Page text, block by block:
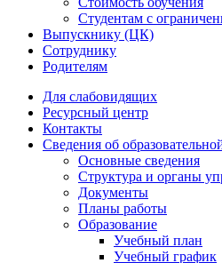
Студентам с
Выпускнику (ЦК)
Сотруднику
Родителям
Для слабовидящих
Ресурсный центр
Контакты
Сведения об
Основные сведения
Структура и органы
Документы
Планы работы
Образование
Учебный план
Учебный график